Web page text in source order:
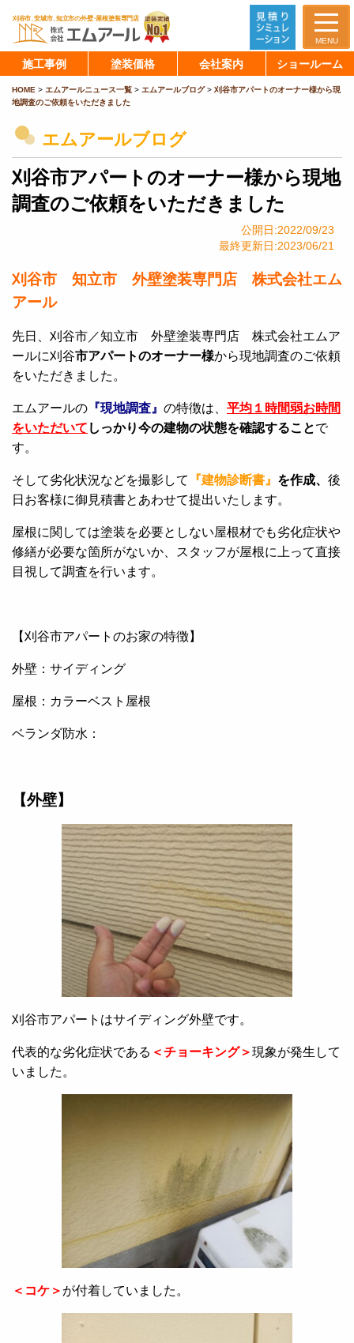
MENU
施工事例 塗装価格 会社案内 ショールーム
HOME > エムアールニュース一覧 > エムアールブログ> 刈谷市アパートのオーナー様から現
地調査のご依頼をいただきました
エムアールブログ
刈谷市アパートのオーナー様から現地
調査のご依頼をいただきました
公開日:2022/09/23
最終更新日:2023/06/21
刈谷市 知立市 外壁塗装専門店 株式会社エム
アール
先日、刈谷市／知立市 外壁塗装専門店 株式会社エムア
ールに刈谷市アパートのオーナー様から現地調査のご依頼
をいただきました。
エムアールの 『現地調査』 の特徴は、 平均１時間弱お時間
をいただいて しっかり今の建物の状態を確認することで
す。
そして劣化状況などを撮影して 『建物診断書』 を作成、 後
日お客様に御見積書とあわせて提出いたします。
屋根に関しては塗装を必要としない屋根材でも劣化症状や
修繕が必要な箇所がないか、スタッフが屋根に上って直接
目視して調査を行います。
【刈谷市アパートのお家の特徴】
外壁：サイディング
屋根：カラーベスト屋根
ベランダ防水：
【外壁】
刈谷市アパートはサイディング外壁です。
代表的な劣化症状である ＜チョーキング＞現象が発生して
いました。
＜コケ＞ が付着していました。